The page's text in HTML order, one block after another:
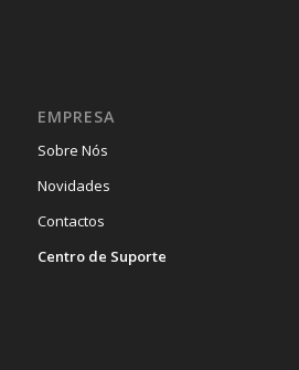
EMPRESA
Sobre Nós
Novidades
Contactos
Centro de Suporte